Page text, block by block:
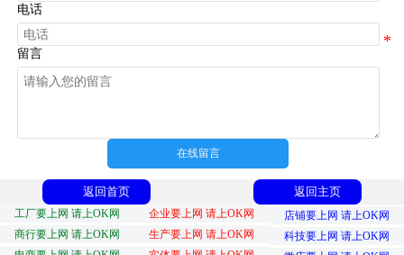
电话
留言
在线留言
返回首页 返回主页
工厂要上网 请上OK网 企业要上网 请上OK网
店铺要上网 请上OK网
商行要上网 请上OK网
生产要上网 请上OK网
科技要上网 请上OK网